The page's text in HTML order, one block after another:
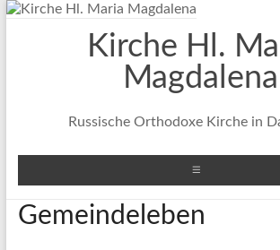
Zum
Kirche Hl.
Magdalena
Russische Orthodoxe Kirche in
Gemeindeleben